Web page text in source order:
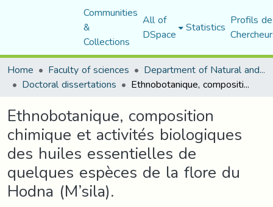
Communities
&
Collections
All of
DSpace Statistics Profils
Home
Faculty of sciences Department of Natural and Life Sciences
Doctoral dissertations Ethnobotanique, composition chimique et activités biologiques des huiles essentielles de quelques espèces de la flore du Hodna (M’sila).
Ethnobotanique, composition
chimique et activités biologiques
des huiles essentielles de
quelques espèces de la flore du
Hodna (M’sila).